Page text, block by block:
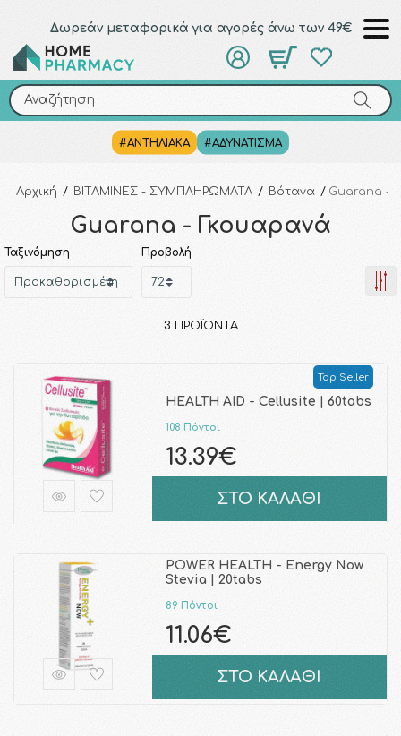
Δωρεάν μεταφορικά για αγορές άνω των 49€
Αναζήτηση
#ΑΝΤΗΛΙΑΚΑ #ΑΔΥΝΑΤΙΣΜΑ
Αναζήτηση
Αρχική / ΒΙΤΑΜΙΝΕΣ - ΣΥΜΠΛΗΡΩΜΑΤΑ / Βότανα / Guarana -
Guarana - Γκουαρανά
Ταξινόμηση Προβολή
3 ΠΡΟΪΌΝΤΑ
Top Seller
HEALTH AID - Cellusite | 60tabs
108 Πόντοι
13.39€
ΣΤΟ ΚΑΛΑΘΙ
POWER HEALTH - Energy Now
Stevia | 20tabs
89 Πόντοι
11.06€
ΣΤΟ ΚΑΛΑΘΙ